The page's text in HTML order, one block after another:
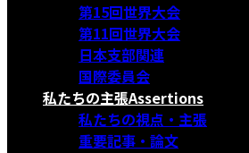
第15回世界大会
第11回世界大会
日本支部関連
国際委員会
私たちの主張Assertions
私たちの視点・主張
重要記事・論文